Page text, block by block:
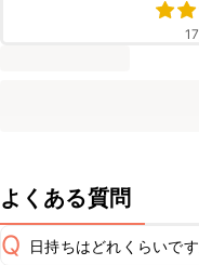
17
よくある質問
Q 日持ちはどれくらいで